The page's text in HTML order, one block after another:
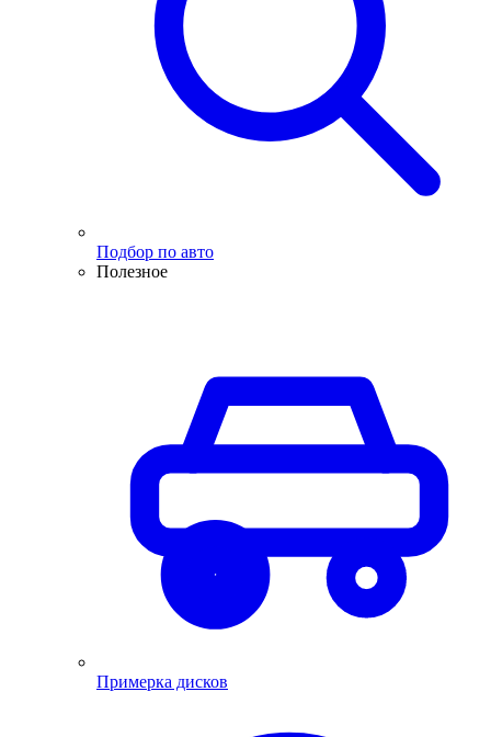
Подбор по авто
Полезное
Примерка дисков